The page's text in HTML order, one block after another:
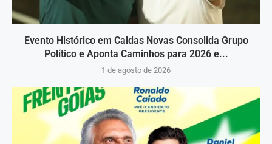
Evento Histórico em Caldas Novas Consolida Grupo
Político e Aponta Caminhos para 2026 e...
1 de agosto de 2026